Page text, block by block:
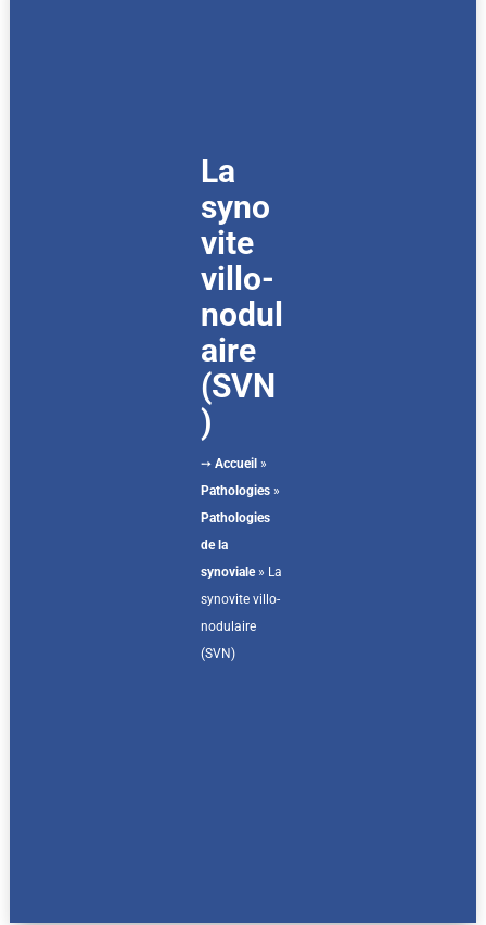
La
syno
vite
villo-
nodul
aire
(SVN
)
➙Accueil »
Pathologies »
Pathologies
de la
synoviale» La
synovite villo-
nodulaire
(SVN)